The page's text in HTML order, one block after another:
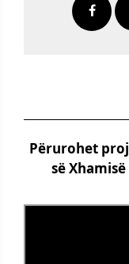
Përurohet
së